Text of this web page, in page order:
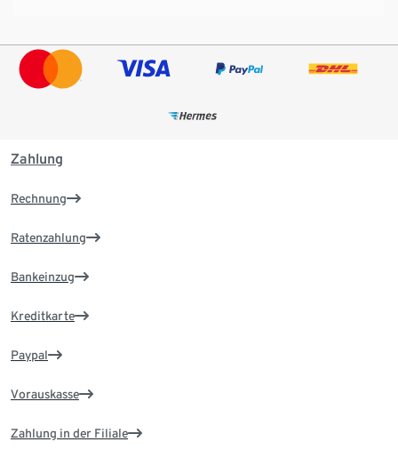
Zahlung
Rechnung
Ratenzahlung
Bankeinzug
Kreditkarte
Paypal
Vorauskasse
Zahlung in der Filiale